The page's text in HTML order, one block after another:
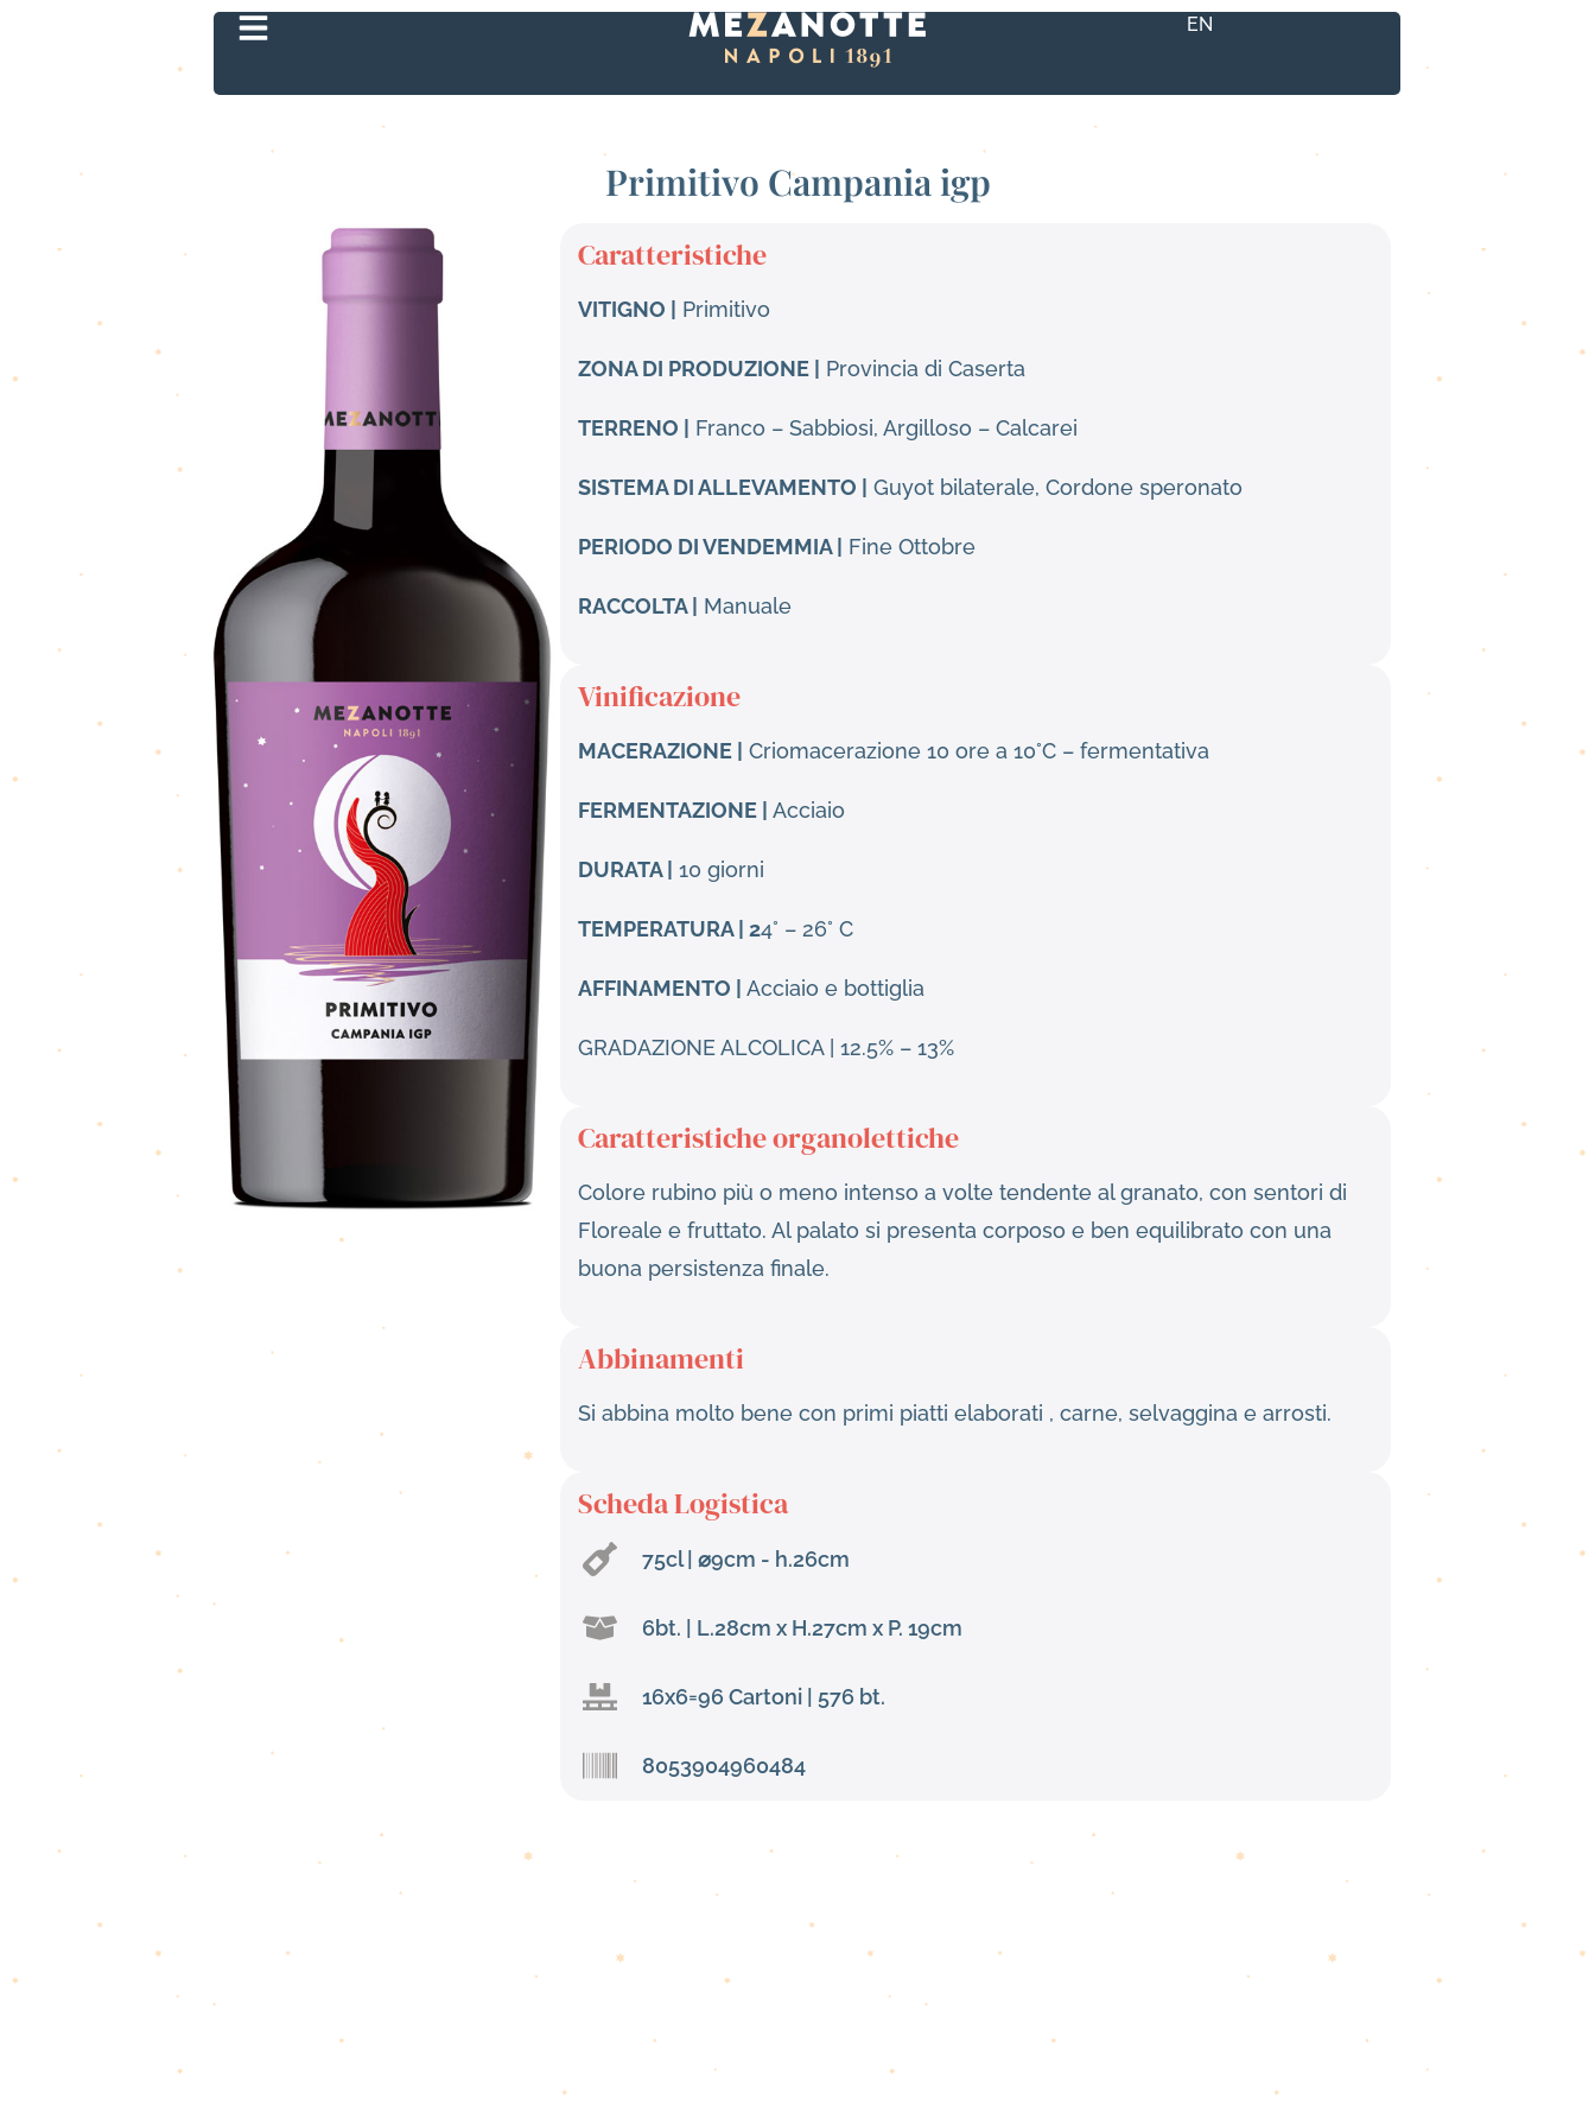
EN
Primitivo Campania igp
Caratteristiche
VITIGNO | Primitivo
ZONA DI PRODUZIONE | Provincia di Caserta
TERRENO | Franco – Sabbiosi, Argilloso – Calcarei
SISTEMA DI ALLEVAMENTO | Guyot bilaterale, Cordone speronato
PERIODO DI VENDEMMIA | Fine Ottobre
RACCOLTA | Manuale
Vinificazione
MACERAZIONE | Criomacerazione 10 ore a 10°C – fermentativa
FERMENTAZIONE | Acciaio
DURATA | 10 giorni
TEMPERATURA | 24° – 26° C
AFFINAMENTO | Acciaio e bottiglia
GRADAZIONE ALCOLICA | 12.5% – 13%
Caratteristiche organolettiche
Colore rubino più o meno intenso a volte tendente al granato, con sentori di
Floreale e fruttato. Al palato si presenta corposo e ben equilibrato con una
buona persistenza finale.
Abbinamenti
Si abbina molto bene con primi piatti elaborati , carne, selvaggina e arrosti.
Scheda Logistica
75cl | ⌀9cm - h.26cm
6bt. | L.28cm x H.27cm x P. 19cm
16x6=96 Cartoni | 576 bt.
8053904960484